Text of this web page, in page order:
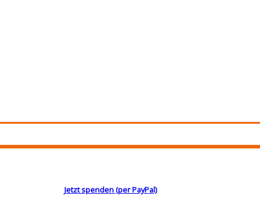
Jetzt spenden (per PayPal)